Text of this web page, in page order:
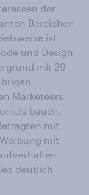
der
Bereichen
ist
und Design
mit 29
Marketeers
bauen.
mit
mit
deutlich